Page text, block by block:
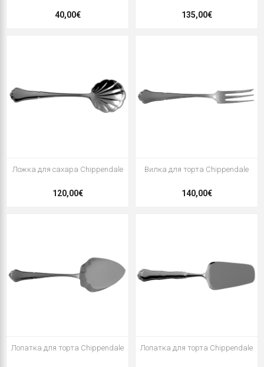
40,00€ 135,00€
Ложка для сахара Chippendale
120,00€
Вилка для торта Chippendale
140,00€
Лопатка для торта Chippendale Лопатка для торта Chippendale